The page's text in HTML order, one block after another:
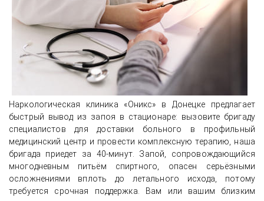
Наркологическая клиника «Оникс» в Донецке предлагает
быстрый вывод из запоя в стационаре: вызовите бригаду
специалистов для доставки больного в профильный
медицинский центр и провести комплексную терапию, наша
бригада приедет за 40-минут. Запой, сопровождающийся
многодневным питьём спиртного, опасен серьёзными
осложнениями вплоть до летального исхода, потому
требуется срочная поддержка. Вам или вашим близким